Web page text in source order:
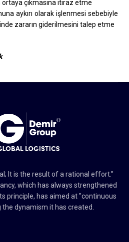
çıkmasına itiraz etme
aykırı olarak işlenmesi sebebiyle
zararın giderilmesini talep etme
It is the result of a rational effort.”
which has always strengthened
principle, has aimed at "continuous
the dynamism it has created.